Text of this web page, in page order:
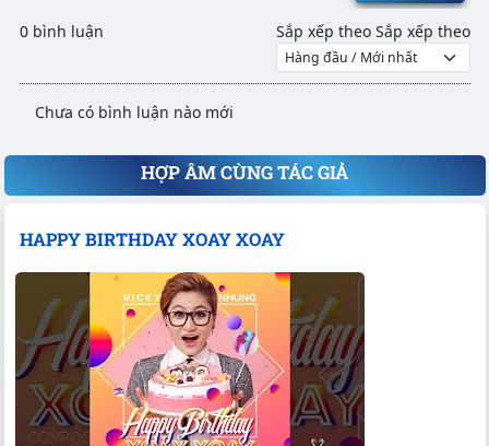
0 bình luận Sắp xếp theo Sắp xếp theo
Chưa có bình luận nào mới
HỢP ÂM CÙNG TÁC GIẢ
HAPPY BIRTHDAY XOAY XOAY